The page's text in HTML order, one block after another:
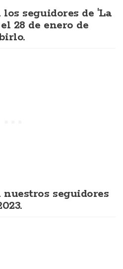
seguidores de 'La
28 de enero de
seguidores